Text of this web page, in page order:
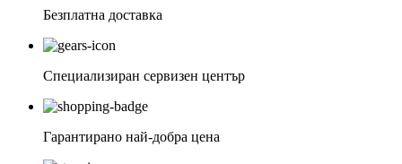
Безплатна доставка
Специализиран сервизен център
Гарантирано най-добра цена